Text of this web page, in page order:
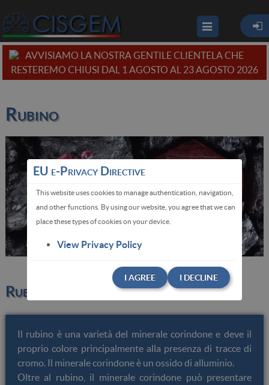
AVVISIAMO LA NOSTRA GENTILE CLIENTELA CHE
RESTEREMO CHIUSI DAL 1 AGOSTO AL 23 AGOSTO 2026
Rubino
Rubino Naturale
Il rubino è una varietà del minerale corindone e deve il
proprio colore principalmente alla presenza di tracce di
cromo. Il minerale corindone è un ossido di alluminio.
Oltre al rubino, il minerale corindone può presentare
EU e-Privacy Directive
This website uses cookies to manage authentication, navigation,
and other functions. By using our website, you agree that we can
place these types of cookies on your device.
View Privacy Policy
I AGREE I DECLINE